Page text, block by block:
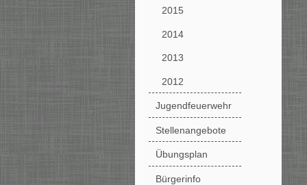
2015
2014
2013
2012
Jugendfeuerwehr
Stellenangebote
Übungsplan
Bürgerinfo